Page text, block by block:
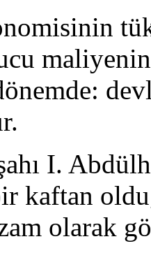
I.
kaftan
olarak